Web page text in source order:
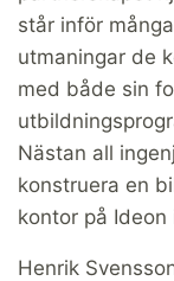
står inför
utmaningar de
med både sin
Nästan all
konstruera en
kontor på
Henrik